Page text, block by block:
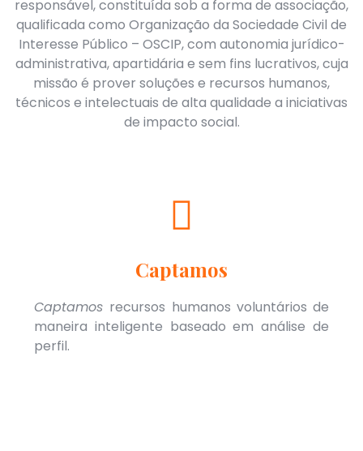
responsável, constituída sob a forma de associação,
qualificada como Organização da Sociedade Civil de
Interesse Público – OSCIP, com autonomia jurídico-
administrativa, apartidária e sem fins lucrativos, cuja
missão é prover soluções e recursos humanos,
técnicos e intelectuais de alta qualidade a iniciativas
de impacto social.
Captamos
Captamos recursos humanos voluntários de
maneira inteligente baseado em análise de
perfil.